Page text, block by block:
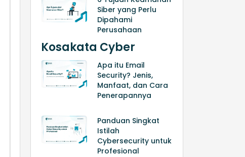
Siber yang Perlu
Dipahami
Perusahaan
Kosakata Cyber
Apa itu Email
Security? Jenis,
Manfaat, dan Cara
Penerapannya
Panduan Singkat
Istilah
Cybersecurity untuk
Profesional